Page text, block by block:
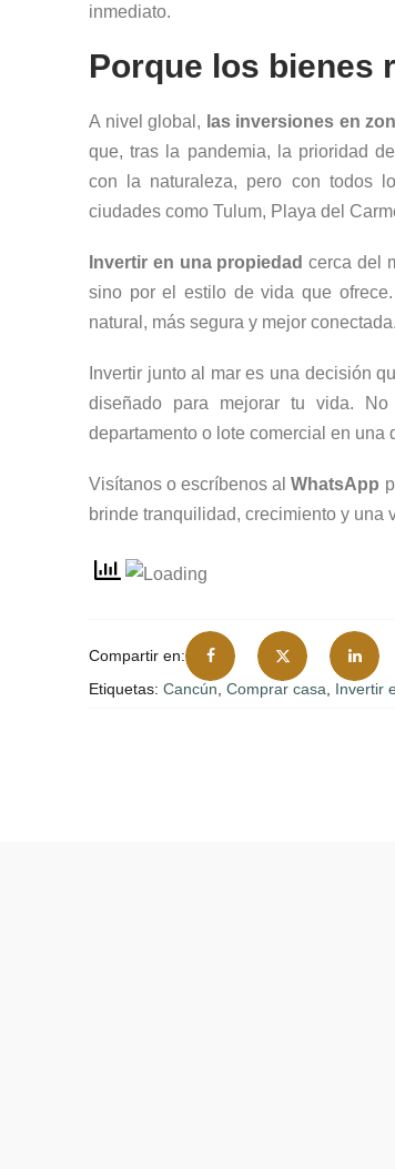
inmediato.
Porque los bienes
A nivel global, las inversiones en
que, tras la pandemia, la prioridad
con la naturaleza, pero con todos
ciudades como Tulum, Playa del
Invertir en una propiedad cerca del
sino por el estilo de vida que ofrece.
natural, más segura y mejor conectada.
Invertir junto al mar es una decisión
diseñado para mejorar tu vida.
departamento o lote comercial en una
Visítanos o escríbenos alWhatsApp
brinde tranquilidad, crecimiento y una
Compartir en:
Etiquetas: Cancún Comprar casa Invertir